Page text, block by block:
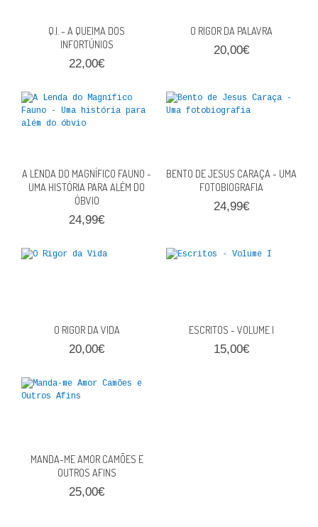
Q.I. - A QUEIMA DOS
INFORTÚNIOS
22,00€
O RIGOR DA PALAVRA
20,00€
A LENDA DO MAGNÍFICO FAUNO -
UMA HISTÓRIA PARA ALÉM DO
ÓBVIO
24,99€
BENTO DE JESUS CARAÇA - UMA
FOTOBIOGRAFIA
24,99€
O RIGOR DA VIDA
20,00€
ESCRITOS - VOLUME I
15,00€
MANDA-ME AMOR CAMÕES E
OUTROS AFINS
25,00€